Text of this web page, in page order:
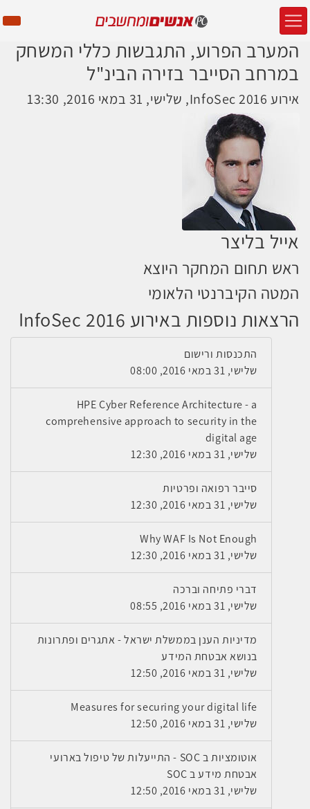
המערב הפרוע, התגבשות כללי המשחק
במרחב הסייבר בזירה הבינ"ל
אירוע InfoSec 2016, שלישי, 31 במאי 2016, 13:30
אייל בליצר
ראש תחום המחקר היוצא
המטה הקיברנטי הלאומי
הרצאות נוספות באירוע InfoSec 2016
התכנסות ורישום
שלישי, 31 במאי 2016, 08:00
HPE Cyber Reference Architecture - a
comprehensive approach to security in the
digital age
שלישי, 31 במאי 2016, 12:30
סייבר רפואה ופרטיות
שלישי, 31 במאי 2016, 12:30
Why WAF Is Not Enough
שלישי, 31 במאי 2016, 12:30
דברי פתיחה וברכה
שלישי, 31 במאי 2016, 08:55
מדיניות הענן בממשלת ישראל - אתגרים ופתרונות
בנושא אבטחת המידע
שלישי, 31 במאי 2016, 12:50
Measures for securing your digital life
שלישי, 31 במאי 2016, 12:50
אוטומציות ב SOC - התייעלות של טיפול בארועי
אבטחת מידע ב SOC
שלישי, 31 במאי 2016, 12:50